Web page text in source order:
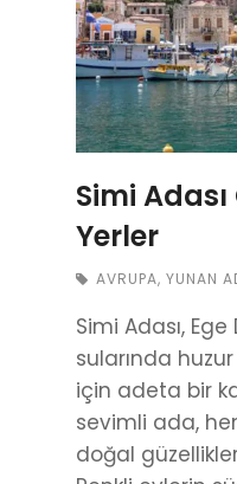
Simi
Yerler
AVRUPA, YUNAN
Simi Adası,
sularında
için adeta bir
sevimli ada,
doğal